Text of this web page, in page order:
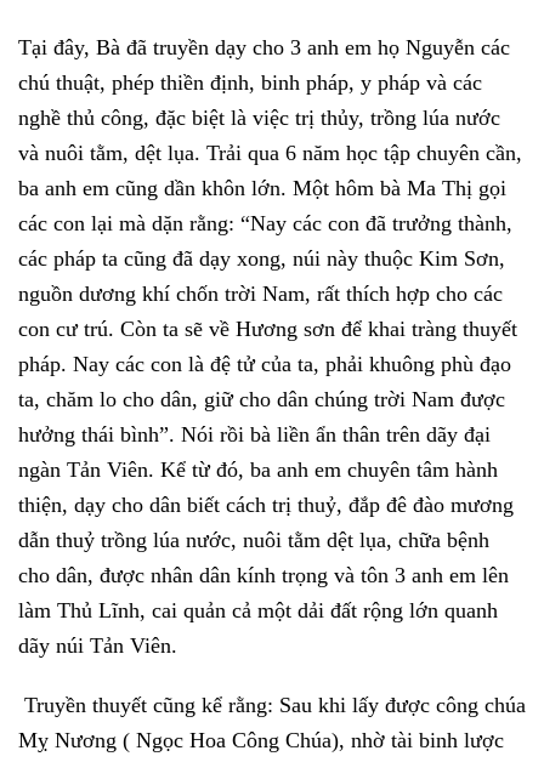
Tại đây, Bà đã truyền dạy cho 3 anh em họ Nguyễn các
chú thuật, phép thiền định, binh pháp, y pháp và các
nghề thủ công, đặc biệt là việc trị thủy, trồng lúa nước
và nuôi tằm, dệt lụa. Trải qua 6 năm học tập chuyên cần,
ba anh em cũng dần khôn lớn. Một hôm bà Ma Thị gọi
các con lại mà dặn rằng: “Nay các con đã trưởng thành,
các pháp ta cũng đã dạy xong, núi này thuộc Kim Sơn,
nguồn dương khí chốn trời Nam, rất thích hợp cho các
con cư trú. Còn ta sẽ về Hương sơn để khai tràng thuyết
pháp. Nay các con là đệ tử của ta, phải khuông phù đạo
ta, chăm lo cho dân, giữ cho dân chúng trời Nam được
hưởng thái bình”. Nói rồi bà liền ẩn thân trên dãy đại
ngàn Tản Viên. Kể từ đó, ba anh em chuyên tâm hành
thiện, dạy cho dân biết cách trị thuỷ, đắp đê đào mương
dẫn thuỷ trồng lúa nước, nuôi tằm dệt lụa, chữa bệnh
cho dân, được nhân dân kính trọng và tôn 3 anh em lên
làm Thủ Lĩnh, cai quản cả một dải đất rộng lớn quanh
dãy núi Tản Viên.
Truyền thuyết cũng kể rằng: Sau khi lấy được công chúa
Mỵ Nương ( Ngọc Hoa Công Chúa), nhờ tài binh lược